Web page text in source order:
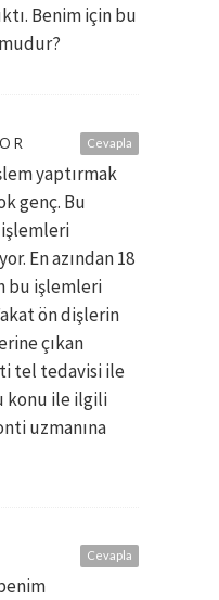
Benim için bu
Cevapla
yaptırmak
genç. Bu
En azından 18
bu işlemleri
ön dişlerin
çıkan
tel tedavisi ile
konu ile ilgili
uzmanına
Cevapla